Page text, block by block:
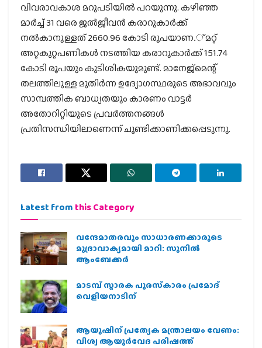
വിവരാവകാശ മറുപടിയില്‍ പറയുന്നു. കഴിഞ്ഞ
മാര്‍ച്ച് 31 വരെ ജല്‍ജീവന്‍ കരാറുകാര്‍ക്ക്
നല്‍കാനുള്ളത് 2660.96 കോടി രൂപയാണ.് മറ്റ്
അറ്റകുറ്റപണികള്‍ നടത്തിയ കരാറുകാര്‍ക്ക് 151.74
കോടി രൂപയും കുടിശികയുമുണ്ട്. മാനേജ്‌മെന്റ്
തലത്തിലുള്ള മുതിര്‍ന്ന ഉദ്യോഗസ്ഥരുടെ അഭാവവും
സാമ്പത്തിക ബാധ്യതയും കാരണം വാട്ടര്‍
അതോറിറ്റിയുടെ പ്രവര്‍ത്തനങ്ങള്‍
പ്രതിസന്ധിയിലാണെന്ന് ചൂണ്ടിക്കാണിക്കപ്പെടുന്നു.
Latest from this Category
വന്ദേമാതരവും സാധാരണക്കാരുടെ
മുദ്രാവാക്യമായി മാറി: സുനിൽ
ആംബേക്കർ
മാടമ്പ് സ്മാരക പുരസ്‌കാരം പ്രമോദ്
വെളിയനാടിന്
ആയുഷിന് പ്രത്യേക മന്ത്രാലയം വേണം:
വിശ്വ ആയുര്‍വേദ പരിഷത്ത്